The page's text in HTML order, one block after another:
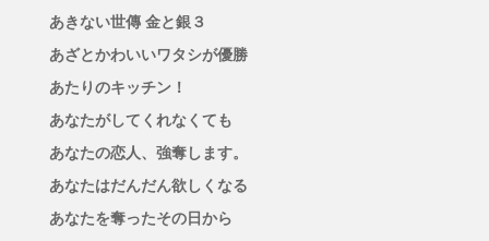
あきない世傳 金と銀３
あざとかわいいワタシが優勝
あたりのキッチン！
あなたがしてくれなくても
あなたの恋人、強奪します。
あなたはだんだん欲しくなる
あなたを奪ったその日から